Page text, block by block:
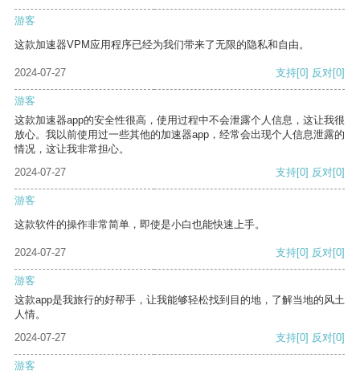
游客
这款加速器VPM应用程序已经为我们带来了无限的隐私和自由。
2024-07-27 支持[0] 反对[0]
游客
这款加速器app的安全性很高，使用过程中不会泄露个人信息，这让我很
放心。我以前使用过一些其他的加速器app，经常会出现个人信息泄露的
情况，这让我非常担心。
2024-07-27
支持[0] 反对[0]
游客
这款软件的操作非常简单，即使是小白也能快速上手。
2024-07-27 支持[0] 反对[0]
游客
这款app是我旅行的好帮手，让我能够轻松找到目的地，了解当地的风土
人情。
2024-07-27
支持[0] 反对[0]
游客